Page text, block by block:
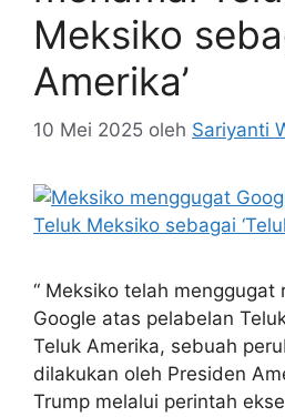
Meksiko
Amerika’
10 Mei 2025 oleh Sariyanti
“ Meksiko telah menggugat
Google atas pelabelan
Teluk Amerika, sebuah
dilakukan oleh Presiden
Trump melalui perintah